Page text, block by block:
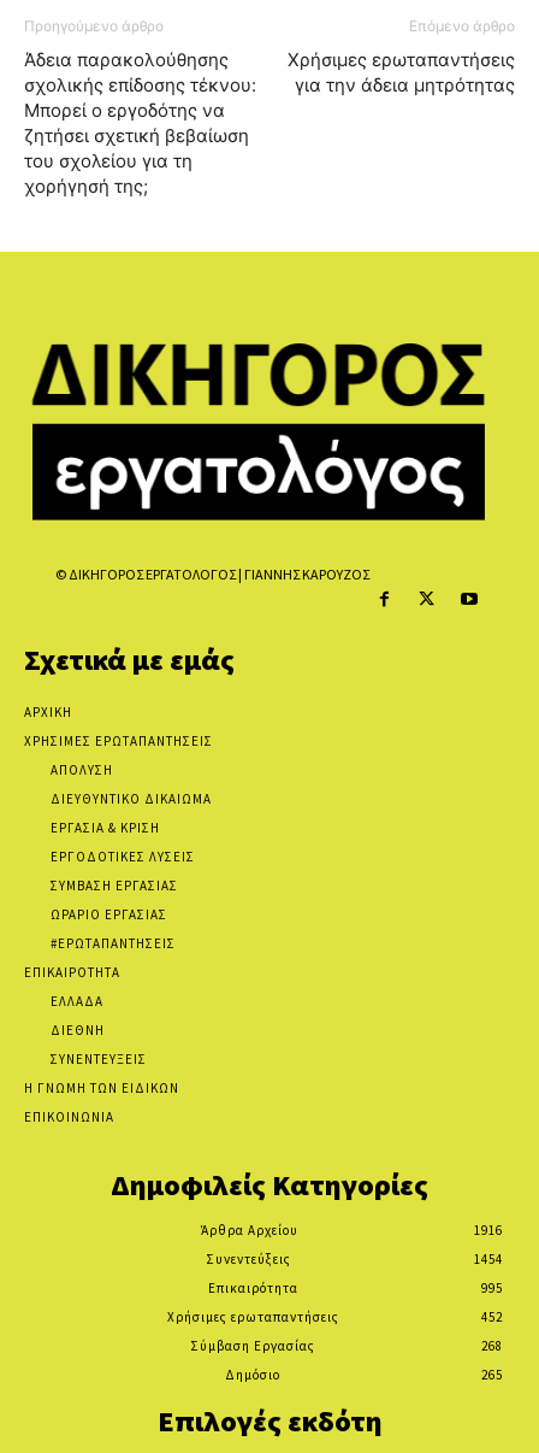
Προηγούμενο άρθρο
Άδεια παρακολούθησης
σχολικής επίδοσης τέκνου:
Μπορεί ο εργοδότης να
ζητήσει σχετική βεβαίωση
του σχολείου για τη
χορήγησή της;
Επόμενο άρθρο
Χρήσιμες ερωταπαντήσεις
για την άδεια μητρότητας
© ΔΙΚΗΓΟΡΟΣ ΕΡΓΑΤΟΛΟΓΟΣ | ΓΙΑΝΝΗΣ ΚΑΡΟΥΖΟΣ
Σχετικά με εμάς
ΑΡΧΙΚΗ
ΧΡΗΣΙΜΕΣ ΕΡΩΤΑΠΑΝΤΗΣΕΙΣ
ΑΠΟΛΥΣΗ
ΔΙΕΥΘΥΝΤΙΚΟ ΔΙΚΑΙΩΜΑ
ΕΡΓΑΣΙΑ & ΚΡΙΣΗ
ΕΡΓΟΔΟΤΙΚΕΣ ΛΥΣΕΙΣ
ΣΥΜΒΑΣΗ ΕΡΓΑΣΙΑΣ
ΩΡΑΡΙΟ ΕΡΓΑΣΙΑΣ
#ΕΡΩΤΑΠΑΝΤΗΣΕΙΣ
ΕΠΙΚΑΙΡΟΤΗΤΑ
ΕΛΛΑΔΑ
ΔΙΕΘΝΗ
ΣΥΝΕΝΤΕΥΞΕΙΣ
Η ΓΝΩΜΗ ΤΩΝ ΕΙΔΙΚΩΝ
ΕΠΙΚΟΙΝΩΝΙΑ
Δημοφιλείς Κατηγορίες
Άρθρα Αρχείου
1916
Συνεντεύξεις
1454
Επικαιρότητα
995
Χρήσιμες ερωταπαντήσεις
452
Σύμβαση Εργασίας
268
Δημόσιο
265
Επιλογές εκδότη